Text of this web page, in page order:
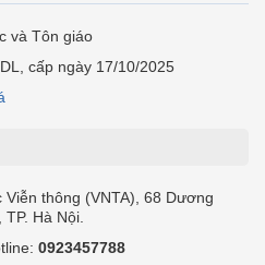
và Tôn giáo
cấp ngày 17/10/2025
thông (VNTA), 68 Dương
Hà Nội.
0923457788